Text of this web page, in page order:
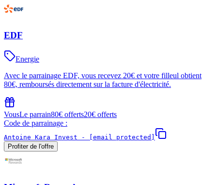
EDF
Energie
Avec le parrainage EDF, vous recevez 20€ et votre filleul obtient
80€, remboursés directement sur la facture d'électricité.
VousLe parrain80€ offerts20€ offerts
Code de parrainage :
Antoine Kara Invest -
[email protected]
Profiter de l'offre